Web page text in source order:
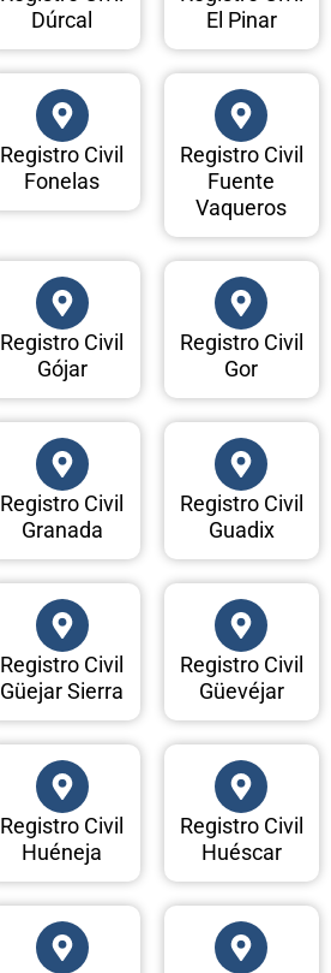
Dúrcal
El Pinar
Registro Civil
Fonelas
Registro Civil
Fuente
Vaqueros
Registro Civil
Gójar
Registro Civil
Gor
Registro Civil
Granada
Registro Civil
Guadix
Registro Civil
Güejar Sierra
Registro Civil
Güevéjar
Registro Civil
Huéneja
Registro Civil
Huéscar